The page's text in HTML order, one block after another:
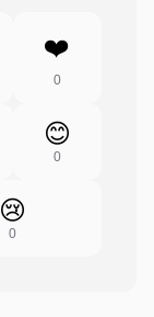
❤️
0
😊
0
😢
0